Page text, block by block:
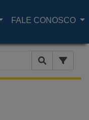
FALE CONOSCO